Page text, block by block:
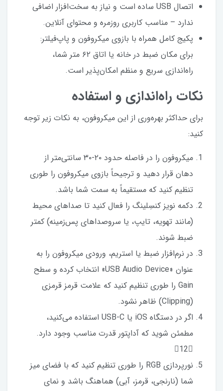
اتصال USB ساده است و نیاز به سخت‌افزار اضافی
ندارد – مناسب کاربری روزمره و محتوای آنلاین.
پکیج کامل همراه با بازوی میکروفون و پاپ‌فیلتر:
برای مکان ضبط در خانه یا اتاق ۶۲ متر شما،
راه‌اندازی سریع و منظم امکان‌پذیر است.
نکات راه‌اندازی و استفاده
برای حداکثر بهره‌وری از این میکروفون، به نکات زیر توجه
کنید:
میکروفون را در فاصله حدود ۲۰-۳۰ سانتی‌متر از
دهان قرار دهید و ترجیحاً بازوی میکروفون را طوری
تنظیم کنید که مستقیماً به سمت شما باشد.
دکمه نویز کنسِلینگ را فعال کنید تا صداهای محیط
(مانند تهویه، تایپ، یا سروصداهای پس‌زمینه) کمتر
ضبط شوند.
در نرم‌افزار ضبط یا استریم، ورودی میکروفون را به
عنوان «USB Audio Device» انتخاب کرده و سطح
Gain را طوری تنظیم کنید که علامت قرمز قرمزی
(Clipping) ظاهر نشود.
اگر در دستگاه iOS یا USB-C استفاده می‌کنید،
مطمئن شوید که آداپتور قدرت مناسب وجود دارد.
12
نورپردازی RGB را طوری تنظیم کنید که با فضای میز
شما (نارنجی، قرمز، آبی) هماهنگ باشد و نمای